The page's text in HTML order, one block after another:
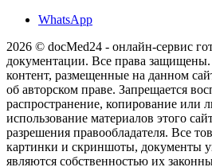
WhatsApp
2026 © docMed24 - онлайн-сервис
документации. Все права
контент, размещенные на данном
об авторском праве. Запрещается
распространение, копирование или
использование материалов этого
разрешения правообладателя. Все
картинки и скриншоты, документы
являются собственностью их